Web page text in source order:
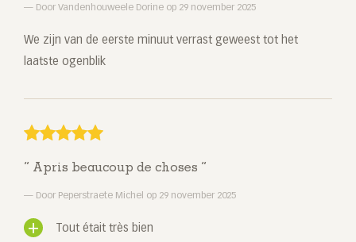
Door Vandenhouweele Dorine op 29 november 2025
We zijn van de eerste minuut verrast geweest tot het
laatste ogenblik
Apris beaucoup de choses
Door Peperstraete Michel op 29 november 2025
Tout était très bien